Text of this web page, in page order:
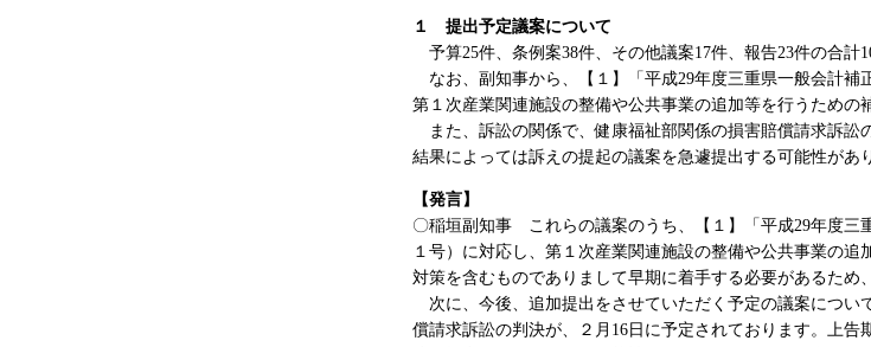
１ 提出予定議案について
予算25件、条例案38件、その他議案17件、報告23件の合計
なお、副知事から、【１】「平成29年度三重県一般会計補
第１次産業関連施設の整備や公共事業の追加等を行うための
また、訴訟の関係で、健康福祉部関係の損害賠償請求訴訟
結果によっては訴えの提起の議案を急遽提出する可能性があ
【発言】
〇稲垣副知事 これらの議案のうち、【１】「平成29年度三
１号）に対応し、第１次産業関連施設の整備や公共事業の
対策を含むものでありまして早期に着手する必要があるため
次に、今後、追加提出をさせていただく予定の議案につい
償請求訴訟の判決が、２月16日に予定されております。上